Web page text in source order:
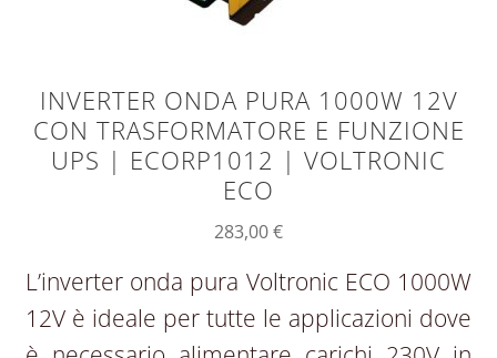
INVERTER ONDA PURA 1000W 12V
CON TRASFORMATORE E FUNZIONE
UPS | ECORP1012 | VOLTRONIC
ECO
283,00€
L’inverter onda pura Voltronic ECO 1000W
12V è ideale per tutte le applicazioni dove